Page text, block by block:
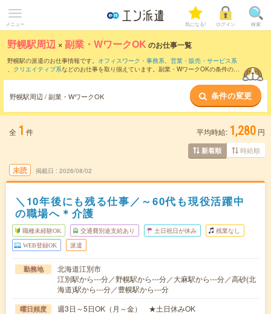
メニュー 気になる! ログイン 検索
野幌駅周辺 ×副業・WワークOK のお仕事一覧
野幌駅の派遣のお仕事情報です。 オフィスワーク・事務系、 営業・販売・サービス系
、 クリエイティブ系などのお仕事を取り揃えています。副業・WワークOKの条件の他
野幌駅周辺 / 副業・WワークOK 条件の変更
全 1 件 平均時給: 1,280 円
新着順 時給順
未読 掲載日 2026/08/02
＼10年後にも残る仕事／～60代も現役活躍中
の職場へ＊介護
職種未経験OK 交通費別途支給あり 土日祝日が休み 残業なし
WEB登録OK 派遣
勤務地
北海道江別市
江別駅から---分／野幌駅から---分／大麻駅から---分／高砂(北
海道)駅から---分／豊幌駅から---分
曜日頻度 週3日～5日OK（月～金） ★土日休みOK